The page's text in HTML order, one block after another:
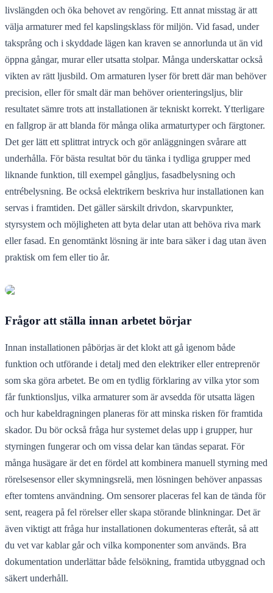
livslängden och öka behovet av rengöring. Ett annat misstag är att
välja armaturer med fel kapslingsklass för miljön. Vid fasad, under
taksprång och i skyddade lägen kan kraven se annorlunda ut än vid
öppna gångar, murar eller utsatta stolpar. Många underskattar också
vikten av rätt ljusbild. Om armaturen lyser för brett där man behöver
precision, eller för smalt där man behöver orienteringsljus, blir
resultatet sämre trots att installationen är tekniskt korrekt. Ytterligare
en fallgrop är att blanda för många olika armaturtyper och färgtoner.
Det ger lätt ett splittrat intryck och gör anläggningen svårare att
underhålla. För bästa resultat bör du tänka i tydliga grupper med
liknande funktion, till exempel gångljus, fasadbelysning och
entrébelysning. Be också elektrikern beskriva hur installationen kan
servas i framtiden. Det gäller särskilt drivdon, skarvpunkter,
styrsystem och möjligheten att byta delar utan att behöva riva mark
eller fasad. En genomtänkt lösning är inte bara säker i dag utan även
praktisk om fem eller tio år.
Frågor att ställa innan arbetet börjar
Innan installationen påbörjas är det klokt att gå igenom både
funktion och utförande i detalj med den elektriker eller entreprenör
som ska göra arbetet. Be om en tydlig förklaring av vilka ytor som
får funktionsljus, vilka armaturer som är avsedda för utsatta lägen
och hur kabeldragningen planeras för att minska risken för framtida
skador. Du bör också fråga hur systemet delas upp i grupper, hur
styrningen fungerar och om vissa delar kan tändas separat. För
många husägare är det en fördel att kombinera manuell styrning med
rörelsesensor eller skymningsrelä, men lösningen behöver anpassas
efter tomtens användning. Om sensorer placeras fel kan de tända för
sent, reagera på fel rörelser eller skapa störande blinkningar. Det är
även viktigt att fråga hur installationen dokumenteras efteråt, så att
du vet var kablar går och vilka komponenter som används. Bra
dokumentation underlättar både felsökning, framtida utbyggnad och
säkert underhåll.